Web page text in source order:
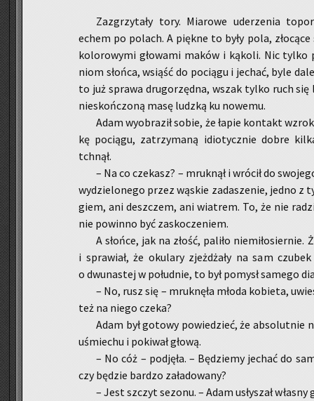
Za­zgrzy­ta­ły tory. Mia­ro­we ude­rze­nia
echem po po­lach. A pięk­ne to były pola,
ko­lo­ro­wy­mi gło­wa­mi maków i ką­ko­li. Nic
niom słoń­ca, wsiąść do po­cią­gu i je­chać, byle
to już spra­wa dru­go­rzęd­na, wszak tylko ruch się
nie­skoń­czo­ną masę ludz­ką ku no­we­mu.
Adam wy­obra­ził sobie, że łapie kon­takt
kę po­cią­gu, za­trzy­ma­ną idio­tycz­nie dobre
tchnął.
– Na co cze­kasz? – mruk­nął i wró­cił do
wy­dzie­lo­ne­go przez wą­skie za­da­sze­nie, jedno z
giem, ani desz­czem, ani wia­trem. To, że nie
nie po­win­no być za­sko­cze­niem.
A słoń­ce, jak na złość, pa­li­ło nie­mi­ło­sier­nie.
i spra­wiał, że oku­la­ry zjeż­dża­ły na sam
o dwu­na­stej w po­łu­dnie, to był po­mysł sa­me­go
– No, rusz się – mruk­nę­ła młoda ko­bie­ta,
też na niego czeka?
Adam był go­to­wy po­wie­dzieć, że ab­so­lut­nie
uśmie­chu i po­ki­wał głową.
– No cóż – pod­ję­ła. – Bę­dzie­my je­chać do
czy bę­dzie bar­dzo za­ła­do­wa­ny?
– Jest szczyt se­zo­nu. – Adam usły­szał